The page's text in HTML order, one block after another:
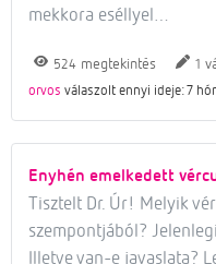
mekkora eséllyel…
524 megtekintés 1
orvos válaszolt ennyi ideje: 7
Enyhén emelkedett
Tisztelt Dr. Úr! Melyik
szempontjából?
Illetve van-e javaslata?